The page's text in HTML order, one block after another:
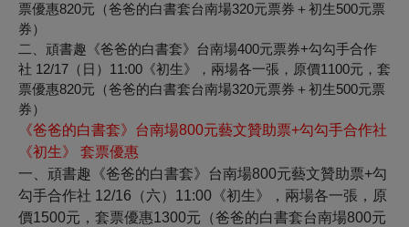
票優惠820元（爸爸的白書套台南場320元票券＋初生500元票
券）
二、頑書趣《爸爸的白書套》台南場400元票券+勾勾手合作
社 12/17（日）11:00《初生》，兩場各一張，原價1100元，套
票優惠820元（爸爸的白書套台南場320元票券＋初生500元票
券）
《爸爸的白書套》台南場800元藝文贊助票+勾勾手合作社
《初生》 套票優惠
一、頑書趣《爸爸的白書套》台南場800元藝文贊助票+勾
勾手合作社 12/16（六）11:00《初生》，兩場各一張，原
價1500元，套票優惠1300元（爸爸的白書套台南場800元